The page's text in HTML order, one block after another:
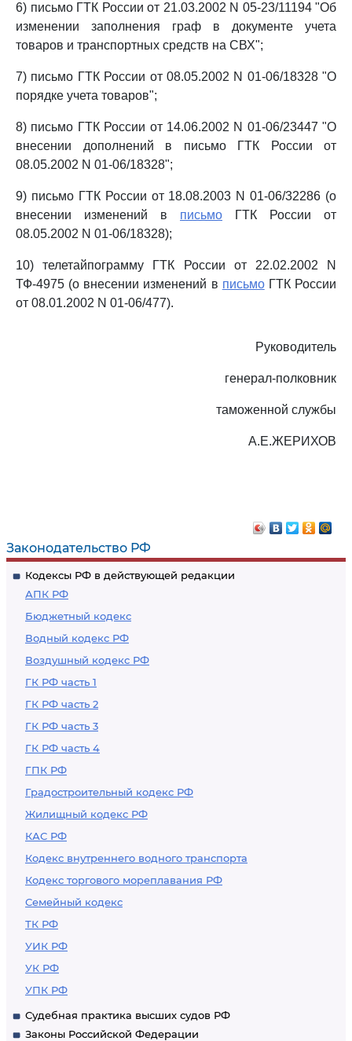
Законодательство РФ
Кодексы РФ в действующей редакции
АПК РФ
Бюджетный кодекс
Водный кодекс РФ
Воздушный кодекс РФ
ГК РФ часть 1
ГК РФ часть 2
ГК РФ часть 3
ГК РФ часть 4
ГПК РФ
Градостроительный кодекс РФ
Жилищный кодекс РФ
КАС РФ
Кодекс внутреннего водного транспорта
Кодекс торгового мореплавания РФ
Семейный кодекс
ТК РФ
УИК РФ
УК РФ
УПК РФ
Судебная практика высших судов РФ
Законы Российской Федерации
6) письмо ГТК России от 21.03.2002 N 05-23/11194 "Об
изменении заполнения граф в документе учета
товаров и транспортных средств на СВХ";
7) письмо ГТК России от 08.05.2002 N 01-06/18328 "О
порядке учета товаров";
8) письмо ГТК России от 14.06.2002 N 01-06/23447 "О
внесении дополнений в письмо ГТК России от
08.05.2002 N 01-06/18328";
9) письмо ГТК России от 18.08.2003 N 01-06/32286 (о
внесении изменений в письмо ГТК России от
08.05.2002 N 01-06/18328);
10) телетайпограмму ГТК России от 22.02.2002 N
ТФ-4975 (о внесении изменений в письмоГТК России
от 08.01.2002 N 01-06/477).
Руководитель
генерал-полковник
таможенной службы
А.Е.ЖЕРИХОВ